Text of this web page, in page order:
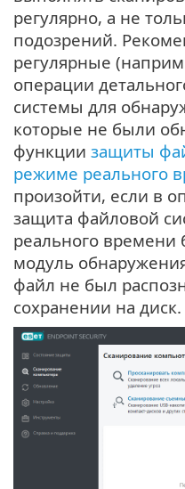
регулярно, а не
подозрений.
регулярные
операции
системы для
которые не были
функции защиты
режиме реального
произойти, если в
защита файловой
реального времени
модуль
файл не был
сохранении на диск.